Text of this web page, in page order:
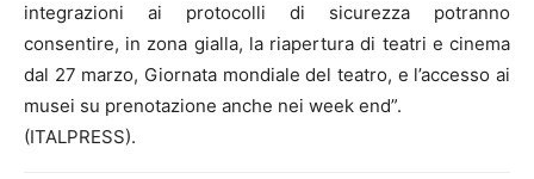
integrazioni ai protocolli di sicurezza potranno
consentire, in zona gialla, la riapertura di teatri e cinema
dal 27 marzo, Giornata mondiale del teatro, e l’accesso ai
musei su prenotazione anche nei week end”.
(ITALPRESS).